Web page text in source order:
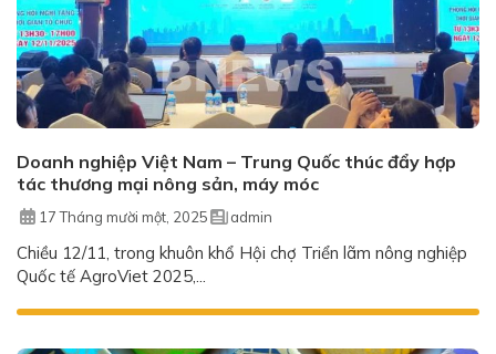
Doanh nghiệp Việt Nam – Trung Quốc thúc đẩy hợp
tác thương mại nông sản, máy móc
17 Tháng mười một, 2025 admin
Chiều 12/11, trong khuôn khổ Hội chợ Triển lãm nông nghiệp
Quốc tế AgroViet 2025,...